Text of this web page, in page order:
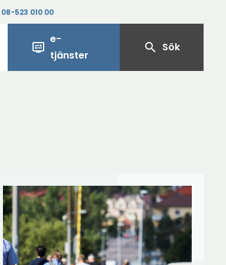
08-523 010 00
display_settings
e-
tjänster
search Sök